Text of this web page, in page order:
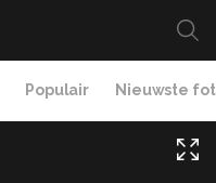
Populair Nieuwste